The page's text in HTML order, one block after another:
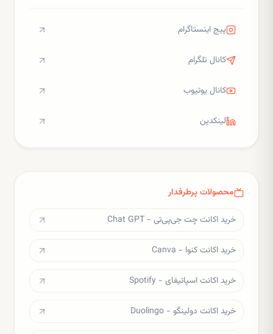
پیج اینستاگرام
کانال تلگرام
کانال یوتیوب
لینکدین
محصولات پرطرفدار
خرید اکانت چت جی‌پی‌تی - Chat GPT
خرید اکانت کنوا - Canva
خرید اکانت اسپاتیفای - Spotify
خرید اکانت دولینگو - Duolingo